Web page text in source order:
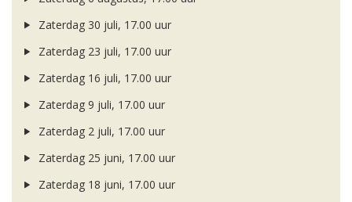
Zaterdag 30 juli, 17.00 uur
Zaterdag 23 juli, 17.00 uur
Zaterdag 16 juli, 17.00 uur
Zaterdag 9 juli, 17.00 uur
Zaterdag 2 juli, 17.00 uur
Zaterdag 25 juni, 17.00 uur
Zaterdag 18 juni, 17.00 uur